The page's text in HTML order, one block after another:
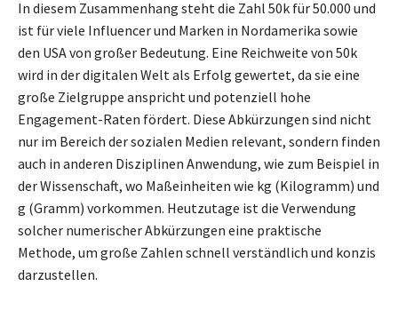
In diesem Zusammenhang steht die Zahl 50k für 50.000 und
ist für viele Influencer und Marken in Nordamerika sowie
den USA von großer Bedeutung. Eine Reichweite von 50k
wird in der digitalen Welt als Erfolg gewertet, da sie eine
große Zielgruppe anspricht und potenziell hohe
Engagement-Raten fördert. Diese Abkürzungen sind nicht
nur im Bereich der sozialen Medien relevant, sondern finden
auch in anderen Disziplinen Anwendung, wie zum Beispiel in
der Wissenschaft, wo Maßeinheiten wie kg (Kilogramm) und
g (Gramm) vorkommen. Heutzutage ist die Verwendung
solcher numerischer Abkürzungen eine praktische
Methode, um große Zahlen schnell verständlich und konzis
darzustellen.